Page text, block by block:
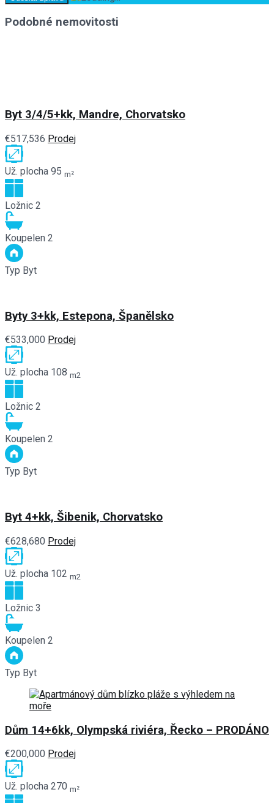
Podobné nemovitosti
Byt 3/4/5+kk, Mandre, Chorvatsko
€517,536 Prodej
Už. plocha 95 m²
Ložnic 2
Koupelen 2
Typ Byt
Byty 3+kk, Estepona, Španělsko
€533,000 Prodej
Už. plocha 108 m2
Ložnic 2
Koupelen 2
Typ Byt
Byt 4+kk, Šibenik, Chorvatsko
€628,680 Prodej
Už. plocha 102 m2
Ložnic 3
Koupelen 2
Typ Byt
Dům 14+6kk, Olympská riviéra, Řecko – PRODÁNO
€200,000 Prodej
Už. plocha 270 m²